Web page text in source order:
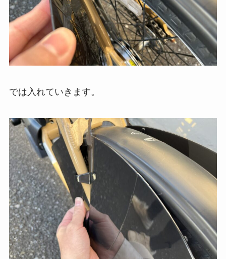
では入れていきます。